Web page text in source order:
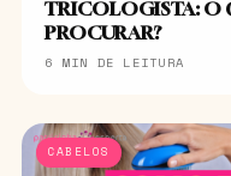
TRICOLOGISTA: O
PROCURAR?
6 MIN DE LEITURA
CABELOS